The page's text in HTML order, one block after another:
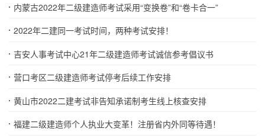
内蒙古2022年二级建造师考试采用“变换卷”和“卷卡合一”
2022年二建同一考试时间，两种考试安排！
吉安人事考试中心21年二级建造师考试诚信参考倡议书
营口考区二级建造师考试停考后续工作安排
黄山市2022二建考试非告知承诺制考生线上核查安排
福建二级建造师个人执业大变革！注册省内外同等待遇！